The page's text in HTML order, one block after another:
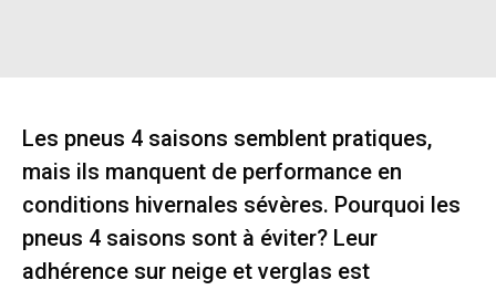
Les pneus 4 saisons semblent pratiques,
mais ils manquent de performance en
conditions hivernales sévères. Pourquoi les
pneus 4 saisons sont à éviter? Leur
adhérence sur neige et verglas est